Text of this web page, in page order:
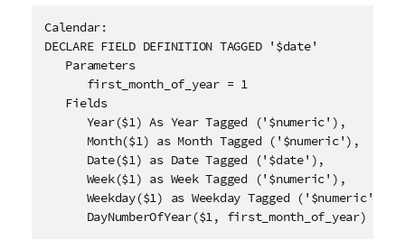
Calendar:
DECLARE FIELD DEFINITION TAGGED '$date'
   Parameters
      first_month_of_year = 1
   Fields
      Year($1) As Year Tagged ('$numeric'),
      Month($1) as Month Tagged ('$numeric'),
      Date($1) as Date Tagged ('$date'),
      Week($1) as Week Tagged ('$numeric'),
      Weekday($1) as Weekday Tagged ('$numeric'),
DayNumberOfYear($1, first_month_of_year) as